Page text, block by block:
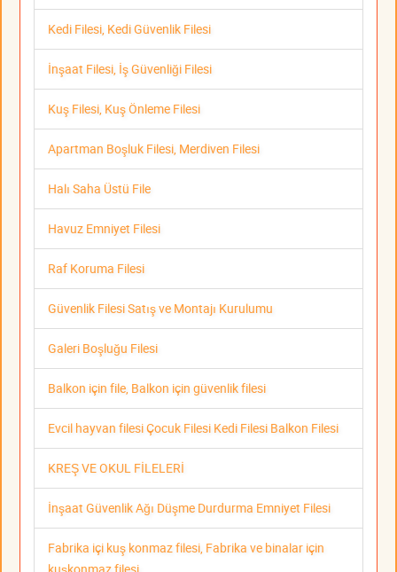
Kedi Filesi, Kedi Güvenlik Filesi
İnşaat Filesi, İş Güvenliği Filesi
Kuş Filesi, Kuş Önleme Filesi
Apartman Boşluk Filesi, Merdiven Filesi
Halı Saha Üstü File
Havuz Emniyet Filesi
Raf Koruma Filesi
Güvenlik Filesi Satış ve Montajı Kurulumu
Galeri Boşluğu Filesi
Balkon için file, Balkon için güvenlik filesi
Evcil hayvan filesi Çocuk Filesi Kedi Filesi Balkon Filesi
KREŞ VE OKUL FİLELERİ
İnşaat Güvenlik Ağı Düşme Durdurma Emniyet Filesi
Fabrika içi kuş konmaz filesi, Fabrika ve binalar için